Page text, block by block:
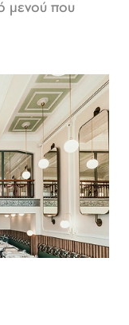
μενού που